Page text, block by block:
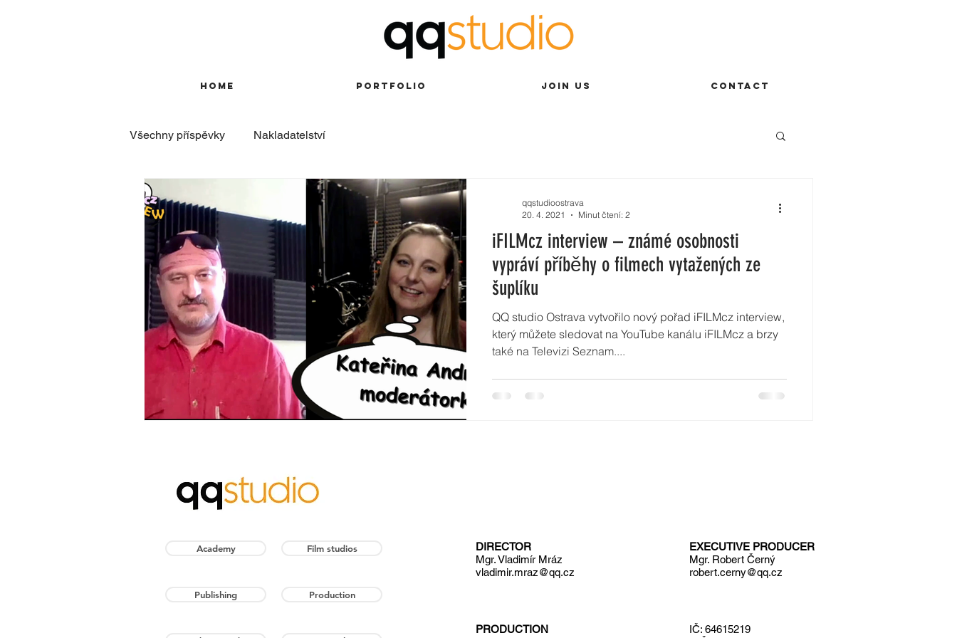
HOME PORTFOLIO JOIN US CONTACT
Všechny příspěvky Nakladatelství
iFILMcz interview – známé osobnosti
vypráví příběhy o filmech vytažených ze
šuplíku
QQ studio Ostrava vytvořilo nový pořad iFILMcz interview,
který můžete sledovat na YouTube kanálu iFILMcz a brzy
také na Televizi Seznam....
qqstudioostrava
20. 4. 2021
Minut čtení: 2
Academy Film studios
Publishing Production
DIRECTOR
Mgr. Vladimír Mráz
vladimir.mraz@qq.cz
PRODUCTION
EXECUTIVE PRODUCER
Mgr. Robert Černý
robert.cerny@qq.cz
IČ: 64615219